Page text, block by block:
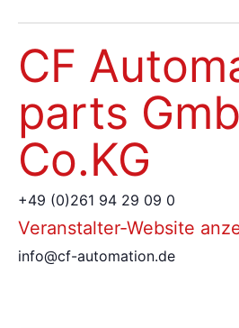
CF
parts
Co.KG
+49 (0)261 94 29 09 0
Veranstalter-Website
info@cf-automation.de